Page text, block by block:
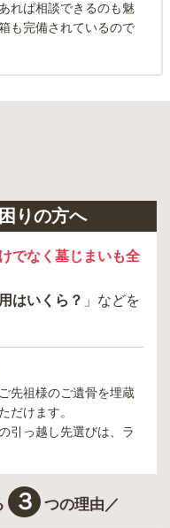
れば相談できるのも魅
も完備されているので
りの方へ
でなく墓じまいも全
はいくら？ 」などを
先祖様のご遺骨を埋蔵
だけます。
引っ越し先選びは、ラ
３ つの理由／